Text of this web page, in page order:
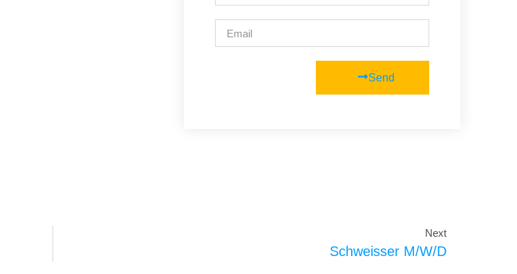
Send
Next
Schweisser M/w/d